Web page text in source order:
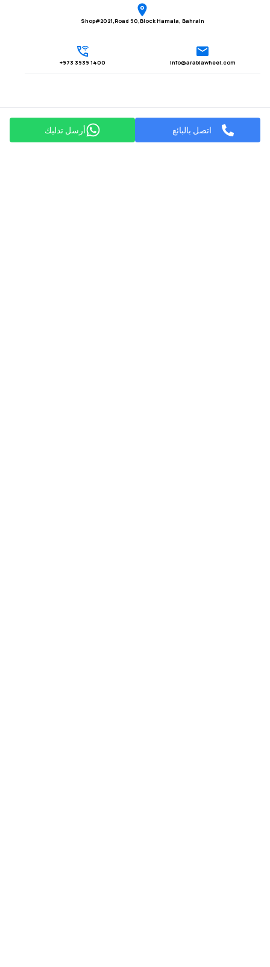
اتصل بالبائع أرسل تدليك
Info@arabiawheel.com
1400 3939 973+
Shop#2021,Road 90,Block Hamala, Bahrain